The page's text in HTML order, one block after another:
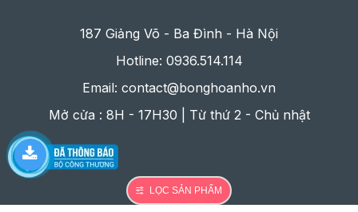
187 Giảng Võ - Ba Đình - Hà Nội
Hotline: 0936.514.114
Email: contact@bonghoanho.vn
Mở cửa : 8H - 17H30 | Từ thứ 2 - Chủ nhật
LỌC SẢN PHẨM